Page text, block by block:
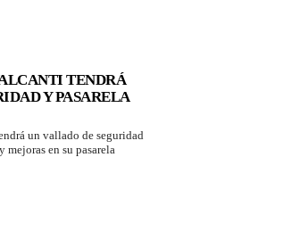
TENDRÁ
Y PASARELA
un vallado de seguridad
en su pasarela